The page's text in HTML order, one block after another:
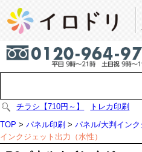
チラシ【710円～】
トレカ印刷
TOP > パネル印刷 > パネル/大判インク
インクジェット出力（水性）